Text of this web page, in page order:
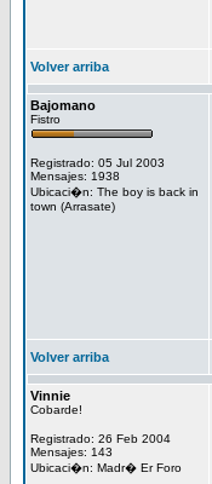
Volver arriba
Bajomano
Fistro
Registrado: 05 Jul 2003
Mensajes: 1938
Ubicaci�n: The boy is back in
town (Arrasate)
Volver arriba
Vinnie
Cobarde!
Registrado: 26 Feb 2004
Mensajes: 143
Ubicaci�n: Madr� Er Foro